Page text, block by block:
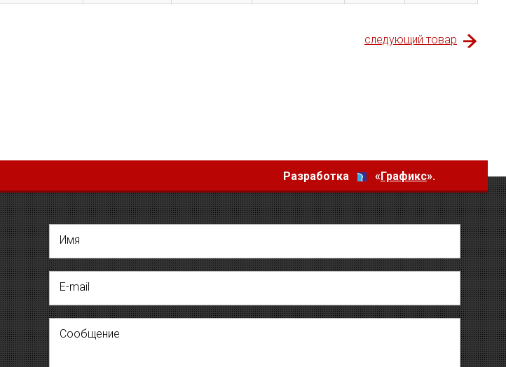
следующий товар
Разработка «Графикс».
Имя
E-mail
Сообщение